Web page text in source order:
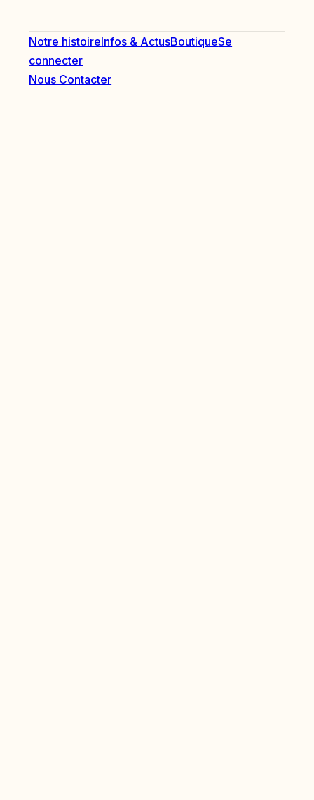
Notre histoireInfos & ActusBoutiqueSe
connecter
Nous Contacter